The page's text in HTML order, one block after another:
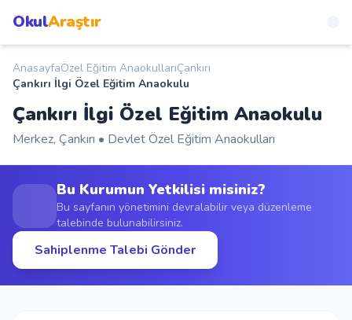
OkulAraştır
Anasayfa
Okullar
Şehirler
Kampanyalar
Duyurular
AnasayfaÖzel Eğitim AnaokullarıÇankırı
Çankırı İlgi Özel Eğitim Anaokulu
Çankırı İlgi Özel Eğitim Anaokulu
Merkez, Çankırı • Devlet Özel Eğitim Anaokulları
Bu Kurumun Yetkilisi misiniz?
Bu sayfanın yönetimini devralabilir veya düzenleme
talebinde bulunabilirsiniz.
Sahiplenme Talebi Gönder